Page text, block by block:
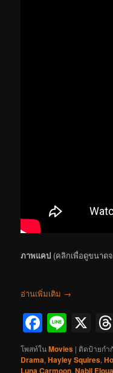
ภาพแคป (คลิกเพื่อดูขนาด
อ่านเพิ่มเติม →
Line
X
โพสท์ในMovies | ติดป้ายกำ
Drama,Hayley Squires,
Luna Carmoon,Nabil